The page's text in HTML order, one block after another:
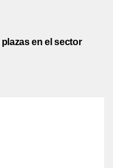
en el sector